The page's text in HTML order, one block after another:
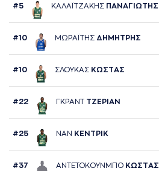
#5 ΚAΛAΪΤΖAΚΗΣ ΠAΝAΓΙΩΤΗΣ
#10 ΜΩΡAΪΤΗΣ ΔΗΜΗΤΡΗΣ
#10 ΣΛΟΥΚAΣ ΚΩΣΤAΣ
#22 ΓΚΡAΝΤ ΤΖΕΡΙAΝ
#25 ΝAΝ ΚΕΝΤΡΙΚ
#37 AΝΤΕΤΟΚΟΥΝΜΠΟ ΚΩΣΤAΣ